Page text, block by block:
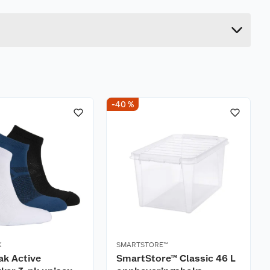
Active
-40 %
SMARTSTORE™
SmartStore™ Classic 46 L